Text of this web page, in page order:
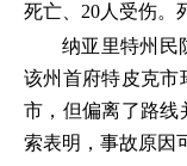
死亡、20人受伤。
纳亚里特州民
该州首府特皮克市
市，但偏离了路线
索表明，事故原因